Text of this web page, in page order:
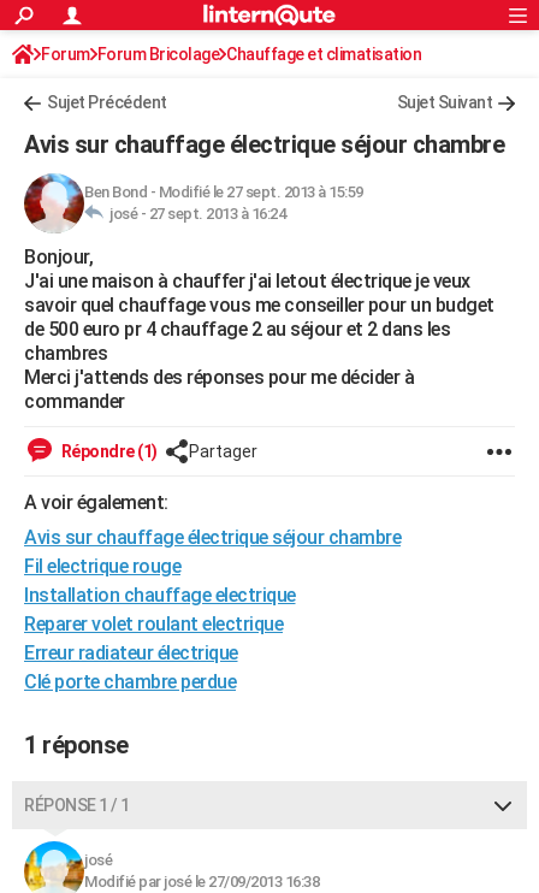
ACTUALITÉS
Politique
Société
Faits Divers
Education
Monde
Villes
+
FINANCE
Retraite
Impôts
Epargne
Immobilier
Risques naturels par ville
Banque
Assurance
Crédit
AUTO
Essais
Réserver un essai
Citadines
Berlines
SUV
Forum auto
+HIGH-TECH
Mobiles
Meilleur smartphone
Internet
Ordinateurs
Jeux vidéo
Guide high-tech
+BRICOLAGE
Forum
Aménagement intérieur
Extérieur
Cuisine
Salle de bains
Jardinage
Rangement
WEEK-END
Art de vivre
Bien-être
Loisirs
Mode
Modes de vie
Alimentation
Guide de la santé
Maladies
Médicaments
Sommeil
Destinations
City break
Voyage nature
Voyage de noces
Forum
Climat
+PHOTO
GUIDES D'ACHAT
BONS PLANS
Carte de Noël
Carte Bonne année
Carte Saint-Valentin
Carte Pâques
Carte d'anniversaire
DICTIONNAIRE
Dictionnaire
Biographies
Citations
Expressions
Proverbes
PROGRAMME TV
COPAINS D'AVANT
Rechercher
S'inscrire
Connexion
Forum Forum Bricolage Chauffage et climatisation
Sujet Précédent Sujet Suivant
Avis sur chauffage électrique séjour chambre
Ben Bond - Modifié le 27 sept. 2013 à 15:59
josé - 27 sept. 2013 à 16:24
Bonjour,
J'ai une maison à chauffer j'ai letout électrique je veux
savoir quel chauffage vous me conseiller pour un budget
de 500 euro pr 4 chauffage 2 au séjour et 2 dans les
chambres
Merci j'attends des réponses pour me décider à
commander
Répondre (1) Partager
A voir également:
Avis sur chauffage électrique séjour chambre
Fil electrique rouge
Installation chauffage electrique
Reparer volet roulant electrique
Erreur radiateur électrique
Clé porte chambre perdue
1 réponse
RÉPONSE 1 / 1
josé
Modifié par josé le 27/09/2013 16:38